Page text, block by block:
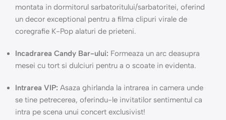
montata in dormitorul sarbatoritului/sarbatoritei, oferind
un decor exceptional pentru a filma clipuri virale de
coregrafie K-Pop alaturi de prieteni.
Incadrarea Candy Bar-ului: Formeaza un arc deasupra
mesei cu tort si dulciuri pentru a o scoate in evidenta.
Intrarea VIP: Asaza ghirlanda la intrarea in camera unde
se tine petrecerea, oferindu-le invitatilor sentimentul ca
intra pe scena unui concert exclusivist!